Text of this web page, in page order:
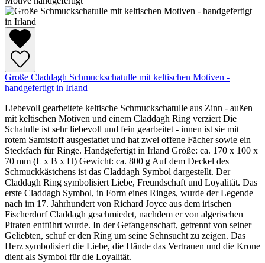
Große Claddagh Schmuckschatulle mit keltischen Motiven -
handgefertigt in Irland
Liebevoll gearbeitete keltische Schmuckschatulle aus Zinn - außen
mit keltischen Motiven und einem Claddagh Ring verziert Die
Schatulle ist sehr liebevoll und fein gearbeitet - innen ist sie mit
rotem Samtstoff ausgestattet und hat zwei offene Fächer sowie ein
Steckfach für Ringe. Handgefertigt in Irland Größe: ca. 170 x 100 x
70 mm (L x B x H) Gewicht: ca. 800 g Auf dem Deckel des
Schmuckkästchens ist das Claddagh Symbol dargestellt. Der
Claddagh Ring symbolisiert Liebe, Freundschaft und Loyalität. Das
erste Claddagh Symbol, in Form eines Ringes, wurde der Legende
nach im 17. Jahrhundert von Richard Joyce aus dem irischen
Fischerdorf Claddagh geschmiedet, nachdem er von algerischen
Piraten entführt wurde. In der Gefangenschaft, getrennt von seiner
Geliebten, schuf er den Ring um seine Sehnsucht zu zeigen. Das
Herz symbolisiert die Liebe, die Hände das Vertrauen und die Krone
dient als Symbol für die Loyalität.